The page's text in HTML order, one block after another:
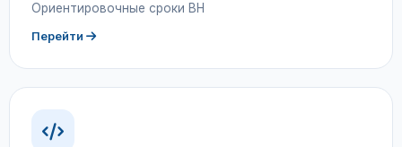
Ориентировочные сроки ВН
Перейти